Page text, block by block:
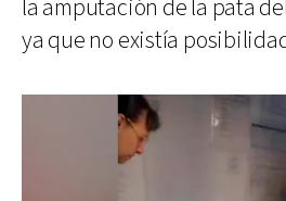
la amputación de la pata
ya que no existía